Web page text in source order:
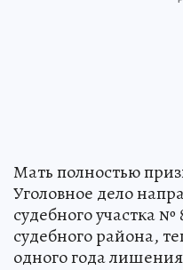
Мать полностью
Уголовное дело
судебного участка
судебного района,
одного года